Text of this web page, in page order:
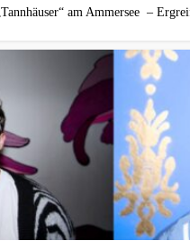
„Tannhäuser“ am Ammersee –